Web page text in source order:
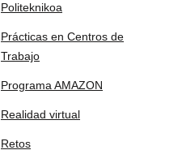
Politeknikoa
Prácticas en Centros de
Trabajo
Programa AMAZON
Realidad virtual
Retos